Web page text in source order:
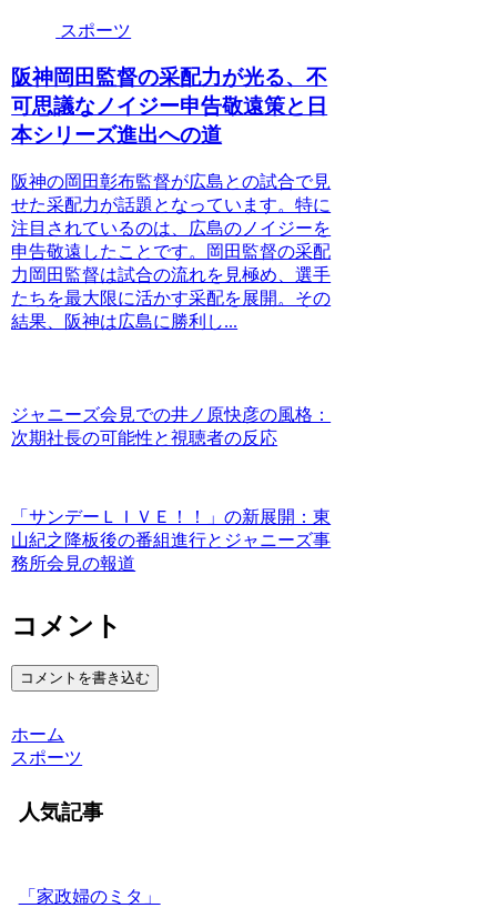
スポーツ
阪神岡田監督の采配力が光る、不
可思議なノイジー申告敬遠策と日
本シリーズ進出への道
阪神の岡田彰布監督が広島との試合で見
せた采配力が話題となっています。特に
注目されているのは、広島のノイジーを
申告敬遠したことです。岡田監督の采配
力岡田監督は試合の流れを見極め、選手
たちを最大限に活かす采配を展開。その
結果、阪神は広島に勝利し...
ジャニーズ会見での井ノ原快彦の風格：
次期社長の可能性と視聴者の反応
「サンデーＬＩＶＥ！！」の新展開：東
山紀之降板後の番組進行とジャニーズ事
務所会見の報道
コメント
コメントを書き込む
ホーム
スポーツ
人気記事
「家政婦のミタ」